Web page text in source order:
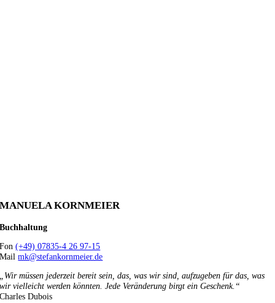
MANUELA KORNMEIER
Buchhaltung
Fon(+49) 07835-4 26 97-15
Mailmk@stefankornmeier.de
„Wir müssen jederzeit bereit sein, das, was wir sind, aufzugeben für das, was
wir vielleicht werden könnten. Jede Veränderung birgt ein Geschenk.“
Charles Dubois